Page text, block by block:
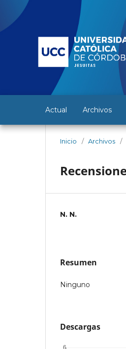
Actual Archivos
Inicio / Archivos /
N. N.
Resumen
Ninguno
Descargas